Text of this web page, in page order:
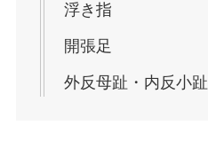
浮き指
開張足
外反母趾・内反小趾